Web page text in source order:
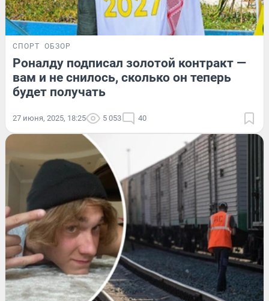
СПОРТ ОБЗОР
Роналду подписал золотой контракт —
вам и не снилось, сколько он теперь
будет получать
27 июня, 2025, 18:25 5 053 40